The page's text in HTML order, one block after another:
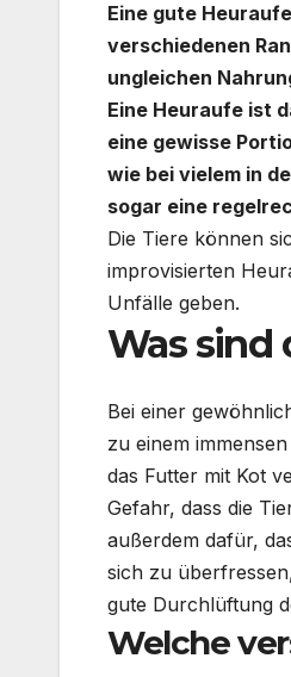
Eine gute Heuraufe
verschiedenen
ungleichen
Eine Heuraufe ist
eine gewisse
wie bei vielem in
sogar eine
Die Tiere können
improvisierten
Unfälle geben.
Was sind
Bei einer
zu einem immensen
das Futter mit Kot
Gefahr, dass die
außerdem dafür,
sich zu
gute Durchlüftung
Welche